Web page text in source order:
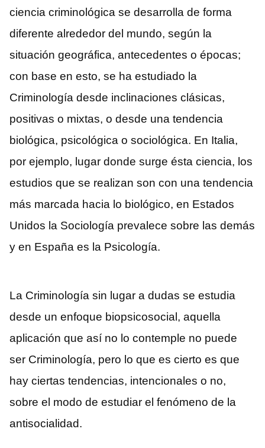
ciencia criminológica se desarrolla de forma
diferente alrededor del mundo, según la
situación geográfica, antecedentes o épocas;
con base en esto, se ha estudiado la
Criminología desde inclinaciones clásicas,
positivas o mixtas, o desde una tendencia
biológica, psicológica o sociológica. En Italia,
por ejemplo, lugar donde surge ésta ciencia, los
estudios que se realizan son con una tendencia
más marcada hacia lo biológico, en Estados
Unidos la Sociología prevalece sobre las demás
y en España es la Psicología.
La Criminología sin lugar a dudas se estudia
desde un enfoque biopsicosocial, aquella
aplicación que así no lo contemple no puede
ser Criminología, pero lo que es cierto es que
hay ciertas tendencias, intencionales o no,
sobre el modo de estudiar el fenómeno de la
antisocialidad.